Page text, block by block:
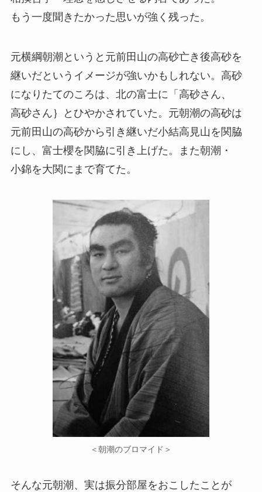
もう一度聞きたかった思いが強く残った。
元横綱朝潮というと元前田山の高砂亡き後高砂を
継いだというイメージが強いかもしれない。高砂
になりたてのころは、北の富士に「高砂さん、
高砂さん｝とひやかされていた。元朝潮の高砂は
元前田山の高砂から引き継いだ小結高見山を関脇
にし、富士櫻を関脇に引き上げた。また朝潮・
小錦を大関にまで育てた。
＜朝潮のブロマイド＞
そんな元朝潮、実は振分部屋をおこしたことが